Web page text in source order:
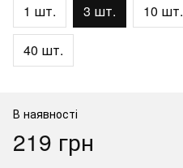
1 шт. 3 шт. 10 шт.
40 шт.
В наявності
219 грн